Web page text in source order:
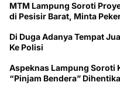
MTM Lampung Soroti
di Pesisir Barat, Minta
Di Duga Adanya Tempat
Ke Polisi
Aspeknas Lampung Soroti
“Pinjam Bendera”